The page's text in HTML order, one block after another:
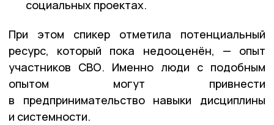
социальных проектах.
При этом спикер отметила потенциальный
ресурс, который пока недооценён, — опыт
участников СВО. Именно люди с подобным
опытом могут привнести
в предпринимательство навыки дисциплины
и системности.